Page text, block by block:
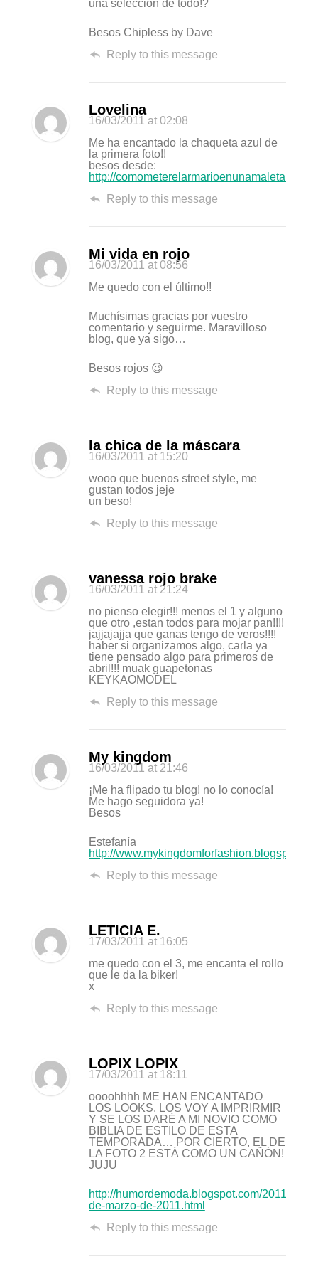
una seleccion de todo!?
Besos Chipless by Dave
Reply to this message
Lovelina
16/03/2011 at 02:08
Me ha encantado la chaqueta azul de
la primera foto!!
besos desde:
http://
Reply to this message
Mi vida en rojo
16/03/2011 at 08:56
Me quedo con el último!!
Muchísimas gracias por vuestro
comentario y seguirme. Maravilloso
blog, que ya sigo…
Besos rojos 😉
Reply to this message
la chica de la máscara
16/03/2011 at 15:20
wooo que buenos street style, me
gustan todos jeje
un beso!
Reply to this message
vanessa rojo brake
16/03/2011 at 21:24
no pienso elegir!!! menos el 1 y alguno
que otro ,estan todos para mojar pan!!!!
jajjajajja que ganas tengo de veros!!!!
haber si organizamos algo, carla ya
tiene pensado algo para primeros de
abril!!! muak guapetonas
KEYKAOMODEL
Reply to this message
My kingdom
16/03/2011 at 21:46
¡Me ha flipado tu blog! no lo conocía!
Me hago seguidora ya!
Besos
Estefanía
http://
Reply to this message
LETICIA E.
17/03/2011 at 16:05
me quedo con el 3, me encanta el rollo
que le da la biker!
x
Reply to this message
LOPIX LOPIX
17/03/2011 at 18:11
oooohhhh ME HAN ENCANTADO
LOS LOOKS. LOS VOY A IMPRIRMIR
Y SE LOS DARÉ A MI NOVIO COMO
BIBLIA DE ESTILO DE ESTA
TEMPORADA… POR CIERTO, EL DE
LA FOTO 2 ESTÁ COMO UN CAÑÓN!
JUJU
http://humordemoda.blogspot.com/2011/03/
de-marzo-de-2011.html
Reply to this message